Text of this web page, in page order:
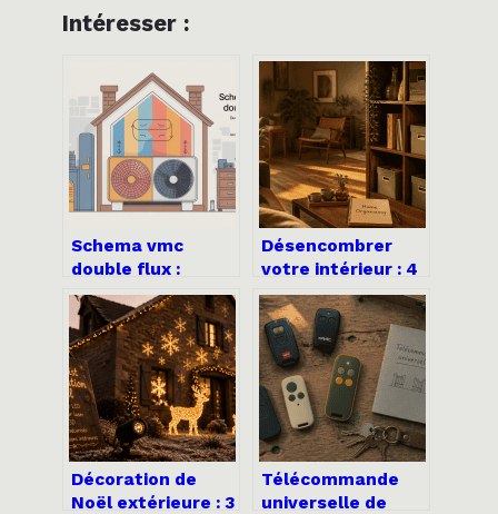
Intéresser :
Schema vmc
double flux :
comprendre,
dimensionner et
installer
sereinement
Désencombrer
votre intérieur : 4
étapes pour
transformer le
désordre en
sérénité durable
Décoration de
Noël extérieure : 3
Télécommande
universelle de